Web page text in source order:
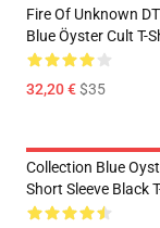
Fire Of Unknown
Blue Öyster Cult T-
32,20 €$35
Collection Blue
Short Sleeve Black